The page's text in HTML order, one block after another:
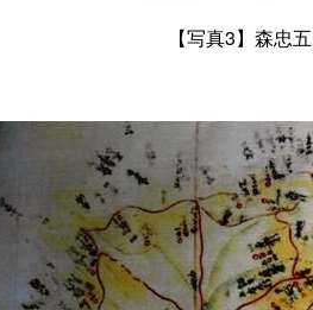
【写真3】森忠